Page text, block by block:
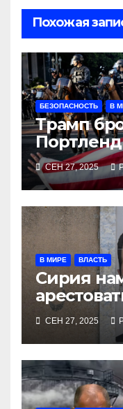
Похожая
БЕЗОПАСНОСТЬ В
Трамп
Портленд
СЕН 27, 2025
В МИРЕ ВЛАСТЬ
Сирия
Москву
СЕН 27, 2025